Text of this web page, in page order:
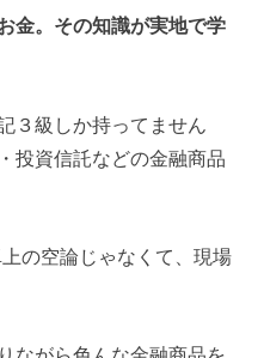
金。その知識が実地で学
３級しか持ってません
投資信託などの金融商品
の空論じゃなくて、現場